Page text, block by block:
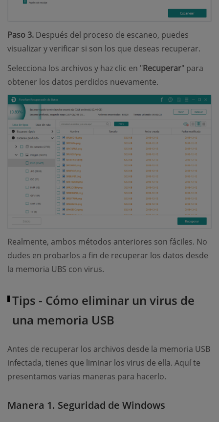
Paso 3. Después del proceso de escaneo, puedes
visualizar y verificar si son los que deseas recuperar.
Selecciona los archivos y haz clic en "Recuperar" para
obtener los datos perdidos nuevamente.
Realmente, ambos métodos anteriores son fáciles. No
dudes en probarlos a fin de recuperar los datos desde
la memoria UBS con virus.
Tips - Cómo eliminar un virus de
una memoria USB
Antes de recuperar los archivos desde la memoria USB
infectada, tienes que liminar los virus de ella. Aquí te
presentamos varias maneras para hacerlo.
Manera 1. Seguridad de Windows